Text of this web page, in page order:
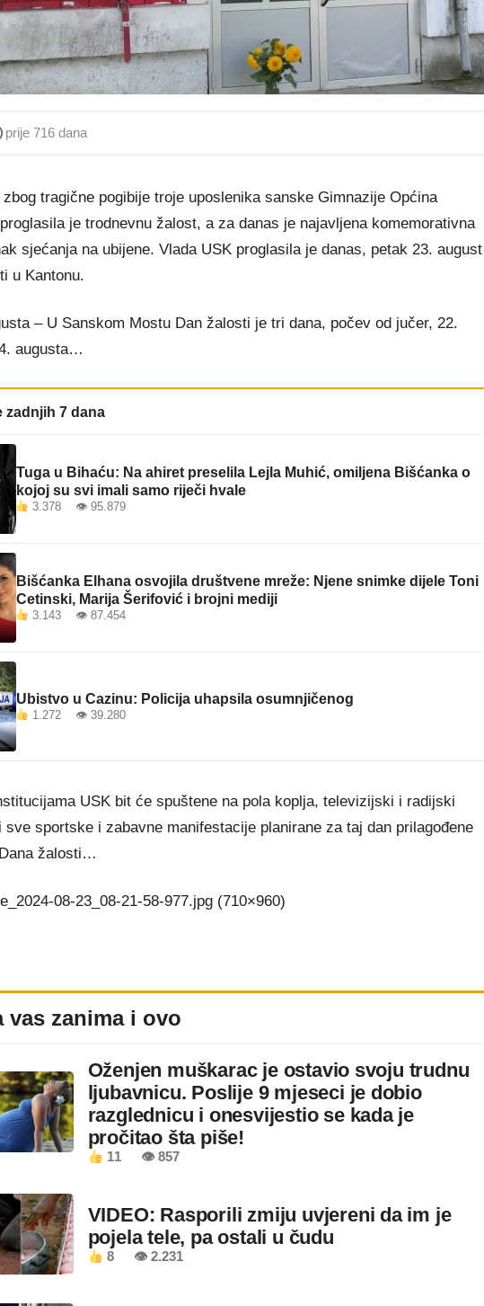
t
prije 716 dana
tragične pogibije troje uposlenika sanske Gimnazije Općina
je trodnevnu žalost, a za danas je najavljena komemorativna
sjećanja na ubijene. Vlada USK proglasila je danas, petak 23. august
u Kantonu.
– U Sanskom Mostu Dan žalosti je tri dana, počev od jučer, 22.
augusta…
zadnjih 7 dana
Tuga u Bihaću: Na ahiret preselila Lejla Muhić, omiljena Bišćanka o
kojoj su svi imali samo riječi hvale
3.378 👁 95.879
Bišćanka Elhana osvojila društvene mreže: Njene snimke dijele Toni
Cetinski, Marija Šerifović i brojni mediji
3.143 👁 87.454
Ubistvo u Cazinu: Policija uhapsila osumnjičenog
1.272 👁 39.280
USK bit će spuštene na pola koplja, televizijski i radijski
sve sportske i zabavne manifestacije planirane za taj dan prilagođene
žalosti…
vas zanima i ovo
Oženjen muškarac je ostavio svoju trudnu
ljubavnicu. Poslije 9 mjeseci je dobio
razglednicu i onesvijestio se kada je
pročitao šta piše!
11 👁 857
VIDEO: Rasporili zmiju uvjereni da im je
pojela tele, pa ostali u čudu
8 👁 2.231